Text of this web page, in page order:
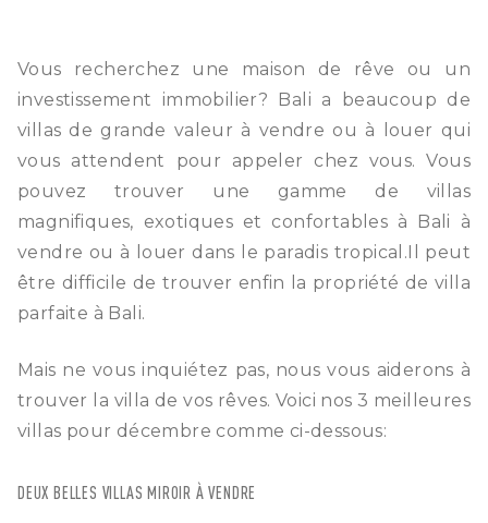
Vous recherchez une maison de rêve ou un
investissement immobilier? Bali a beaucoup de
villas de grande valeur à vendre ou à louer qui
vous attendent pour appeler chez vous. Vous
pouvez trouver une gamme de villas
magnifiques, exotiques et confortables à Bali à
vendre ou à louer dans le paradis tropical.Il peut
être difficile de trouver enfin la propriété de villa
parfaite à Bali.
Mais ne vous inquiétez pas, nous vous aiderons à
trouver la villa de vos rêves. Voici nos 3 meilleures
villas pour décembre comme ci-dessous:
DEUX BELLES VILLAS MIROIR À VENDRE